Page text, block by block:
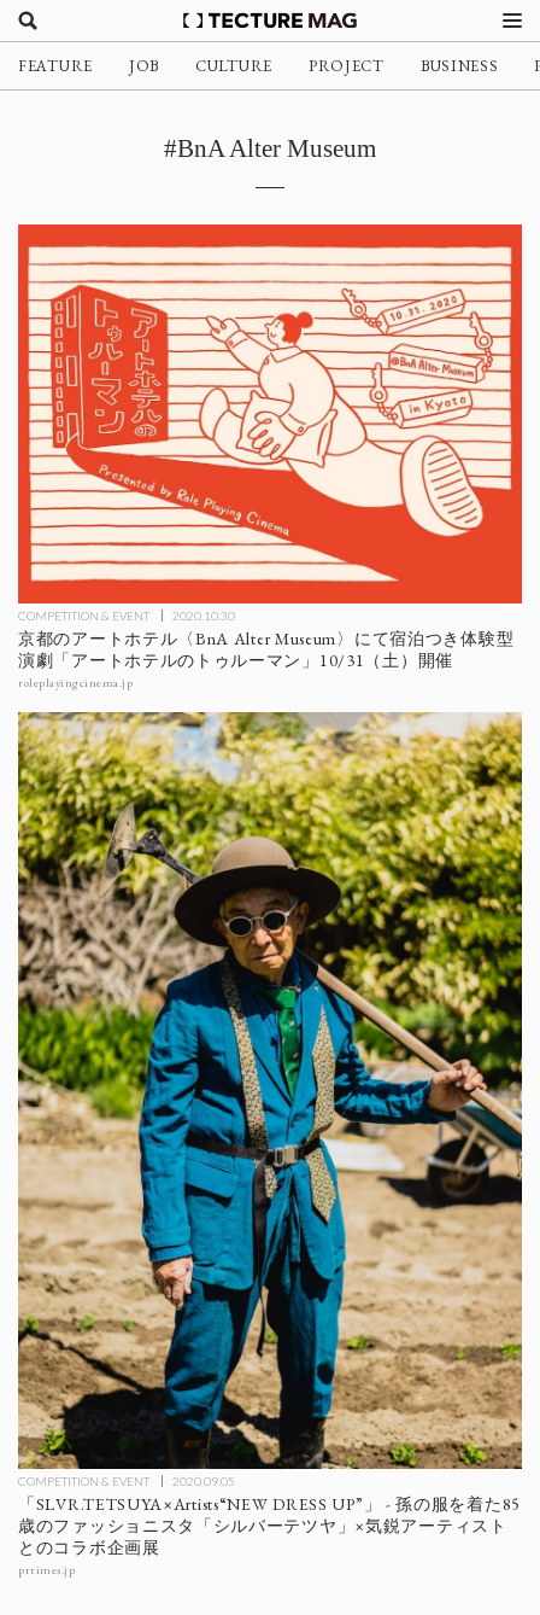
FEATURE JOB CULTURE PROJECT BUSINESS
#BnA Alter Museum
COMPETITION & EVENT 2020.10.30
京都のアートホテル〈BnA Alter Museum〉にて宿泊つき体験型
演劇「アートホテルのトゥルーマン」10/31（土）開催
roleplayingcinema.jp
COMPETITION & EVENT 2020.09.05
「SLVR.TETSUYA×Artists“NEW DRESS UP”」 - 孫の服を着た85
歳のファッショニスタ「シルバーテツヤ」×気鋭アーティスト
とのコラボ企画展
prtimes.jp